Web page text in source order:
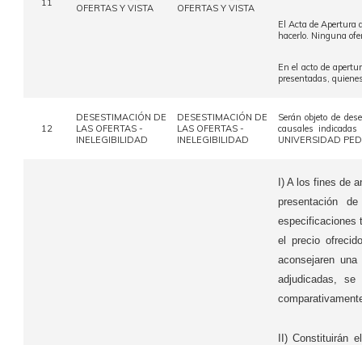
11
OFERTAS Y VISTA
OFERTAS Y VISTA
El Acta de Apertura
hacerlo. Ninguna
En el acto de
presentadas,
12
DESESTIMACIÓN DE
LAS OFERTAS -
INELEGIBILIDAD
DESESTIMACIÓN DE
LAS OFERTAS -
INELEGIBILIDAD
Serán objeto de
causales
UNIVERSIDAD
I) A los fines de
presentación
especificaciones
el precio
aconsejaren
adjudicadas,
II) Constituirán